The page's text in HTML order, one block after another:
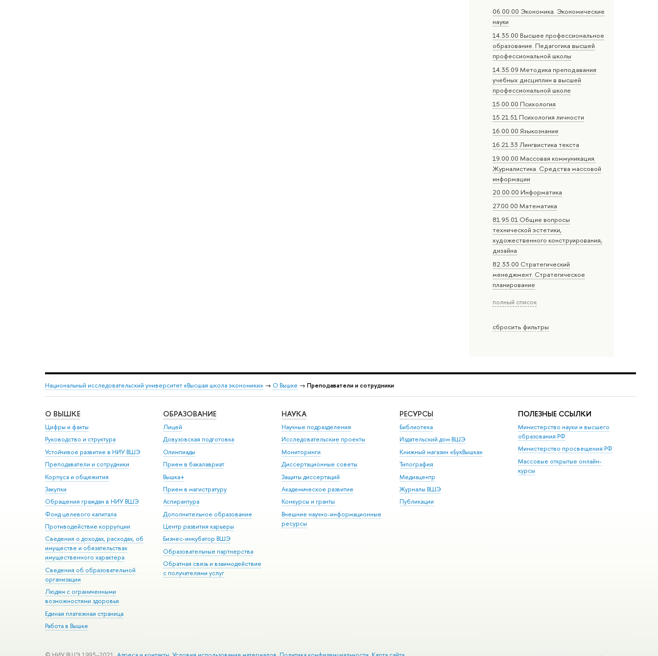
06.00.00 Экономика. Экономические
науки
14.35.00 Высшее профессиональное
образование. Педагогика высшей
профессиональной школы
14.35.09 Методика преподавания
учебных дисциплин в высшей
профессиональной школе
15.00.00 Психология
15.21.51 Психология личности
16.00.00 Языкознание
16.21.33 Лингвистика текста
19.00.00 Массовая коммуникация.
Журналистика. Средства массовой
информации
20.00.00 Информатика
27.00.00 Математика
81.95.01 Общие вопросы
технической эстетики,
художественного конструирования,
дизайна
82.33.00 Стратегический
менеджмент. Стратегическое
планирование
полный список
сбросить фильтры
Национальный исследовательский университет «Высшая школа экономики» → О Вышке → Преподаватели и сотрудники
О ВЫШКЕ
Цифры и факты
Руководство и структура
Устойчивое развитие в НИУ ВШЭ
Преподаватели и сотрудники
Корпуса и общежития
Закупки
Обращения граждан в НИУ ВШЭ
Фонд целевого капитала
Противодействие коррупции
Сведения о доходах, расходах, об
имуществе и обязательствах
имущественного характера
Сведения об образовательной
организации
Людям с ограниченными
возможностями здоровья
Единая платежная страница
Работа в Вышке
ОБРАЗОВАНИЕ
Лицей
Довузовская подготовка
Олимпиады
Прием в бакалавриат
Вышка+
Прием в магистратуру
Аспирантура
Дополнительное образование
Центр развития карьеры
Бизнес-инкубатор ВШЭ
Образовательные партнерства
Обратная связь и взаимодействие
с получателями услуг
НАУКА
Научные подразделения
Исследовательские проекты
Мониторинги
Диссертационные советы
Защиты диссертаций
Академическое развитие
Конкурсы и гранты
Внешние научно-информационные
ресурсы
РЕСУРСЫ
Библиотека
Издательский дом ВШЭ
Книжный магазин «БукВышка»
Типография
Медиацентр
Журналы ВШЭ
Публикации
ПОЛЕЗНЫЕ ССЫЛКИ
Министерство науки и высшего
образования РФ
Министерство просвещения РФ
Массовые открытые онлайн-
курсы